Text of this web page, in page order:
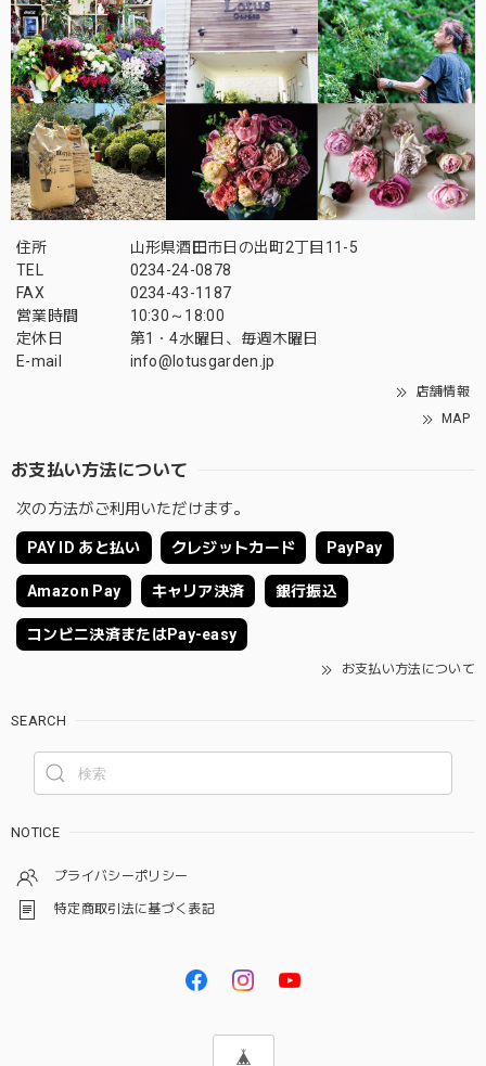
住所
山形県酒田市日の出町2丁目11-5
TEL
0234-24-0878
FAX
0234-43-1187
営業時間
10:30～18:00
定休日
第1・4水曜日、毎週木曜日
E-mail
info@lotusgarden.jp
店舗情報
MAP
お支払い方法について
次の方法がご利用いただけます。
PAY ID あと払い クレジットカード PayPay
Amazon Pay キャリア決済 銀行振込
コンビニ決済またはPay-easy
お支払い方法について
SEARCH
NOTICE
プライバシーポリシー
特定商取引法に基づく表記